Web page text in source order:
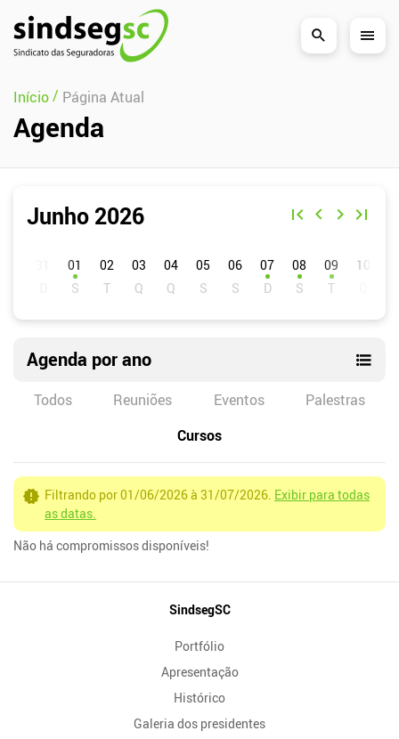
Pular Navegação (s)
Início/ Página Atual
Agenda
Junho 2026
01 02 03 04 05 06 07 08 09 10
Agenda por ano
Todos Reuniões Eventos
Palestras
Cursos
Filtrando por 01/06/2026 à 31/07/2026. Exibir para todas
as datas.
Não há compromissos disponíveis!
SindsegSC
Portfólio
Apresentação
Histórico
Galeria dos presidentes